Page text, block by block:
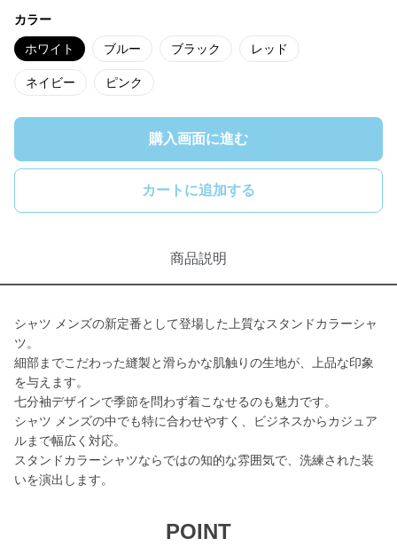
カラー
ホワイト ブルー ブラック レッド
ネイビー ピンク
購入画面に進む
カートに追加する
商品説明
シャツ メンズの新定番として登場した上質なスタンドカラーシャ
ツ。
細部までこだわった縫製と滑らかな肌触りの生地が、上品な印象
を与えます。
七分袖デザインで季節を問わず着こなせるのも魅力です。
シャツ メンズの中でも特に合わせやすく、ビジネスからカジュア
ルまで幅広く対応。
スタンドカラーシャツならではの知的な雰囲気で、洗練された装
いを演出します。
POINT